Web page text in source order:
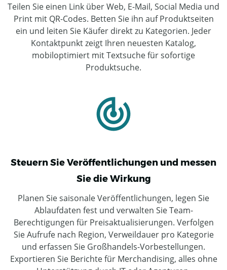
Teilen Sie einen Link über Web, E-Mail, Social Media und
Print mit QR-Codes. Betten Sie ihn auf Produktseiten
ein und leiten Sie Käufer direkt zu Kategorien. Jeder
Kontaktpunkt zeigt Ihren neuesten Katalog,
mobiloptimiert mit Textsuche für sofortige
Produktsuche.
Steuern Sie Veröffentlichungen und messen
Sie die Wirkung
Planen Sie saisonale Veröffentlichungen, legen Sie
Ablaufdaten fest und verwalten Sie Team-
Berechtigungen für Preisaktualisierungen. Verfolgen
Sie Aufrufe nach Region, Verweildauer pro Kategorie
und erfassen Sie Großhandels-Vorbestellungen.
Exportieren Sie Berichte für Merchandising, alles ohne